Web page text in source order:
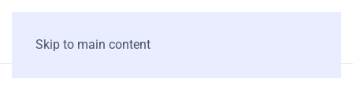
Skip to main content